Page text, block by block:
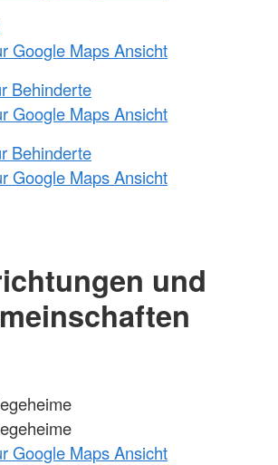
Google Maps Ansicht
Behinderte
Google Maps Ansicht
Behinderte
Google Maps Ansicht
und
Google Maps Ansicht